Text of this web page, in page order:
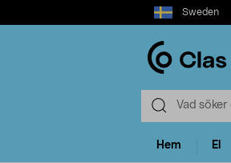
Select
market
Sweden
Hem El